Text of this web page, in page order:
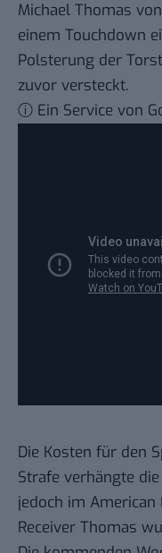
Michael Thomas
einem Touchdown
Polsterung der
zuvor versteckt.
ⓘ Ein Service von
Die Kosten für den
Strafe verhängte
jedoch im American
Receiver Thomas